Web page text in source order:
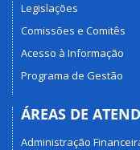
Legislações
Comissões e Comitês
Acesso à Informação
Programa de Gestão
ÁREAS DE
Administração